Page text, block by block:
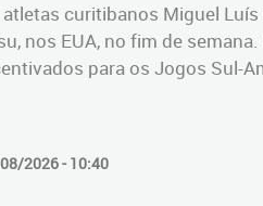
atletas curitibanos Miguel
nos EUA, no fim de
para os Jogos Sul-
2026 - 10:40